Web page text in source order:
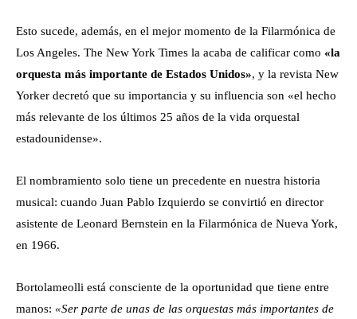
Esto sucede, además, en el mejor momento de la Filarmónica de
Los Angeles. The New York Times la acaba de calificar como «la
orquesta más importante de Estados Unidos», y la revista New
Yorker decretó que su importancia y su influencia son «el hecho
más relevante de los últimos 25 años de la vida orquestal
estadounidense».
El nombramiento solo tiene un precedente en nuestra historia
musical: cuando Juan Pablo Izquierdo se convirtió en director
asistente de Leonard Bernstein en la Filarmónica de Nueva York,
en 1966.
Bortolameolli está consciente de la oportunidad que tiene entre
manos: «Ser parte de unas de las orquestas más importantes de